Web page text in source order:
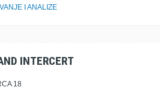
I ANALIZE
INTERCERT
18